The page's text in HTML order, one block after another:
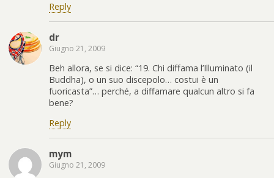
Reply
dr
Giugno 21, 2009
Beh allora, se si dice: “19. Chi diffama l’Illuminato (il
Buddha), o un suo discepolo… costui è un
fuoricasta”… perché, a diffamare qualcun altro si fa
bene?
Reply
mym
Giugno 21, 2009